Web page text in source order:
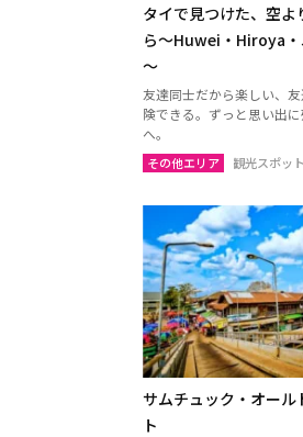
ウドーンターニ
ウボンラーチャ
（ウボン）
ノーンブアラン
ローイエット
ヤソートーン
スリン
南イサーン
パタヤ（チョン
タイで見つけた、空よ
ら～Huwei・Hiroya
～
友達同士だから楽しい、
険できる。ずっと思い出
へ。
その他エリア 観光スポット
サムチュック・オール
ト